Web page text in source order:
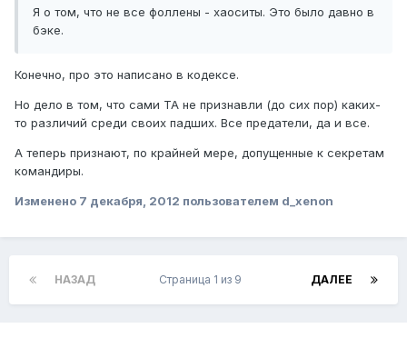
Я о том, что не все фоллены - хаоситы. Это было давно в
бэке.
Конечно, про это написано в кодексе.
Но дело в том, что сами ТА не признавли (до сих пор) каких-
то различий среди своих падших. Все предатели, да и все.
А теперь признают, по крайней мере, допущенные к секретам
командиры.
Изменено 7 декабря, 2012 пользователем d_xenon
НАЗАД ДАЛЕЕ
Страница 1 из 9